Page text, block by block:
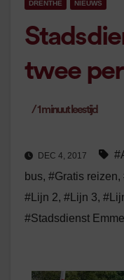
DRENTHE NIEUWS
twee
/1 minuut leestijd
DEC 4, 2017
bus, #Gratis reizen,
#Lijn 2, #Lijn 3,
#Stadsdienst